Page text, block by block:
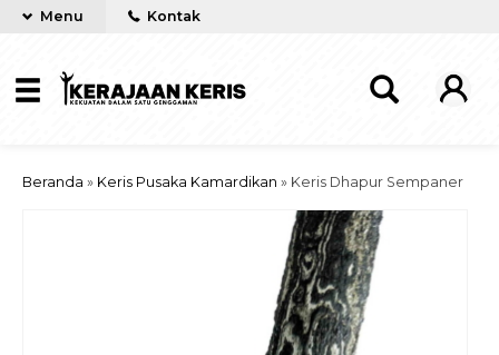
Menu Kontak
Beranda » Keris Pusaka Kamardikan » Keris Dhapur Sempaner